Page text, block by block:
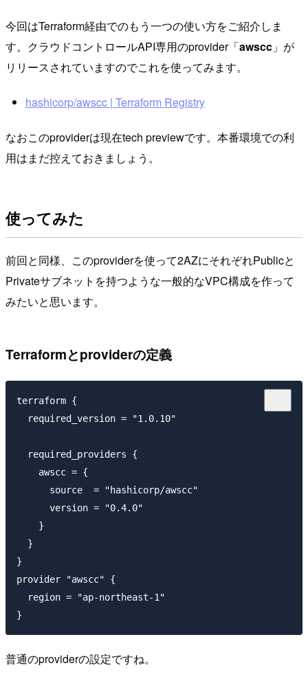
今回はTerraform経由でのもう一つの使い方をご紹介しま
す。クラウドコントロールAPI専用のprovider「awscc 」が
リリースされていますのでこれを使ってみます。
hashicorp/awscc | Terraform Registry
なおこのproviderは現在tech previewです。本番環境での利
用はまだ控えておきましょう。
使ってみた
前回と同様、このproviderを使って2AZにそれぞれPublicと
Privateサブネットを持つような一般的なVPC構成を作って
みたいと思います。
Terraformとproviderの定義
terraform {
  required_version = "1.0.10"
  required_providers {
    awscc = {
      source  = "hashicorp/awscc"
      version = "0.4.0"
    }
  }
}
provider "awscc" {
  region = "ap-northeast-1"
普通のproviderの設定ですね。